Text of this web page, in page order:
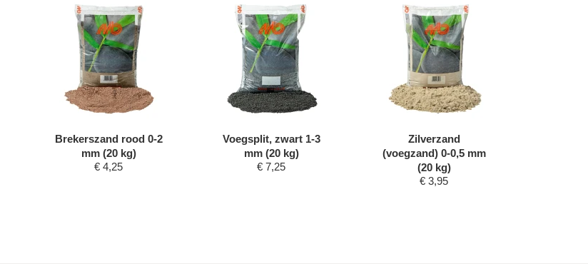
Brekerszand rood 0-2
mm (20 kg)
€ 4,25
Voegsplit, zwart 1-3
mm (20 kg)
€ 7,25
Zilverzand
(voegzand) 0-0,5 mm
(20 kg)
€ 3,95